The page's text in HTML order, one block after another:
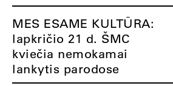
MES ESAME KULTŪRA:
lapkričio 21 d. ŠMC
kviečia nemokamai
lankytis parodose